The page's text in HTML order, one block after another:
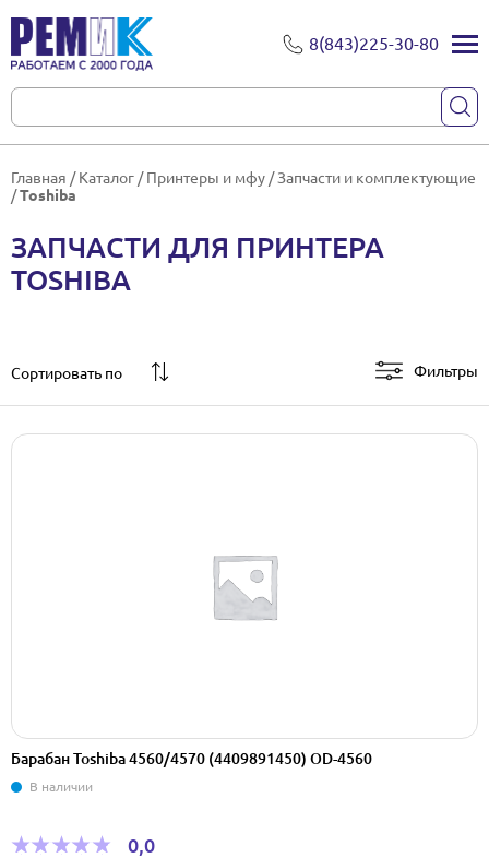
8(843)225-30-80
Главная /Каталог /Принтеры и мфу /Запчасти и комплектующие
/Toshiba
ЗАПЧАСТИ ДЛЯ ПРИНТЕРА
TOSHIBA
Сортировать по Фильтры
Барабан Toshiba 4560/4570 (4409891450) OD-4560
В наличии
0,0